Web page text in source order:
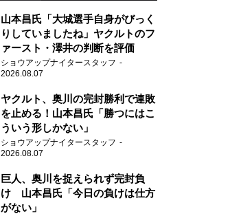
山本昌氏「大城選手自身がびっく
りしていましたね」ヤクルトのフ
ァースト・澤井の判断を評価
ショウアップナイタースタッフ
2026.08.07
ヤクルト、奥川の完封勝利で連敗
を止める！山本昌氏「勝つにはこ
ういう形しかない」
ショウアップナイタースタッフ
2026.08.07
巨人、奥川を捉えられず完封負
け 山本昌氏「今日の負けは仕方
がない」